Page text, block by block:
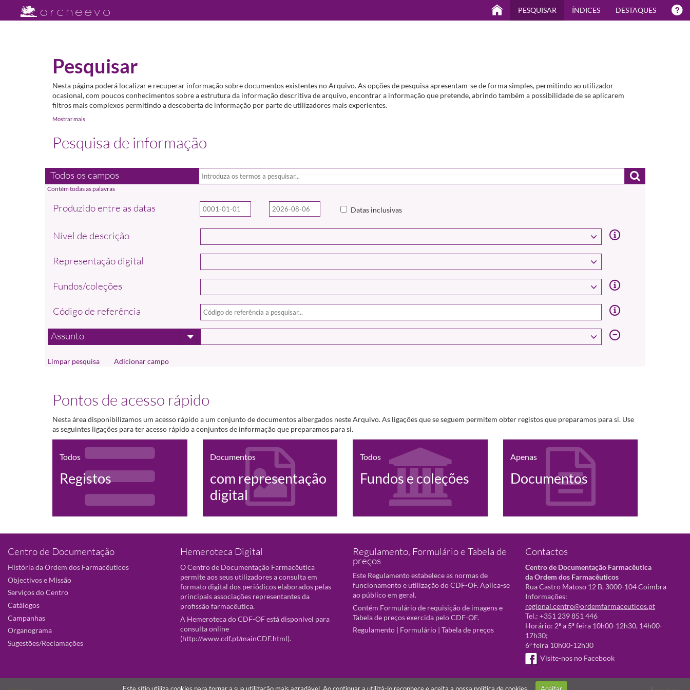
PESQUISAR ÍNDICES DESTAQUES
Pesquisar
Nesta página poderá localizar e recuperar informação sobre documentos existentes no Arquivo. As opções de pesquisa apresentam-se de forma simples, permitindo ao utilizador
ocasional, com poucos conhecimentos sobre a estrutura da informação descritiva de arquivo, encontrar a informação que pretende, abrindo também a possibilidade de se aplicarem
filtros mais complexos permitindo a descoberta de informação por parte de utilizadores mais experientes.
Mostrar mais
Pesquisa de informação
Todos os campos
Produzido entre as datas Datas inclusivas
Nível de descrição
Representação digital
Fundos/coleções
Código de referência
Assunto
Adicionar campo
Pontos de acesso rápido
Nesta área disponibilizamos um acesso rápido a um conjunto de documentos albergados neste Arquivo. As ligações que se seguem permitem obter registos que preparamos para si. Use
as seguintes ligações para ter acesso rápido a conjuntos de informação que preparamos para si.
Todos
Registos
Documentos
com representação
digital
Todos
Fundos e coleções
Apenas
Documentos
Centro de Documentação
História da Ordem dos Farmacêuticos
Objectivos e Missão
Serviços do Centro
Catálogos
Campanhas
Organograma
Sugestões/Reclamações
Hemeroteca Digital
O Centro de Documentação Farmacêutica
permite aos seus utilizadores a consulta em
formato digital dos periódicos elaborados pelas
principais associações representantes da
profissão farmacêutica.
A Hemeroteca do CDF-OF está disponivel para
consulta online
(http://www.cdf.pt/mainCDF.html).
Regulamento, Formulário e Tabela de
preços
Este Regulamento estabelece as normas de
funcionamento e utilização do CDF-OF. Aplica-se
ao público em geral.
Contém Formulário de requisição de imagens e
Tabela de preços exercida pelo CDF-OF.
Regulamento | Formulário | Tabela de preços
Contactos
Centro de Documentação Farmacêutica
da Ordem dos Farmacêuticos
Rua Castro Matoso 12 B, 3000-104 Coimbra
Informações:
regional.centro@ordemfarmaceuticos.pt
Tel.: +351 239 851 446
Horário: 2ª a 5ª feira 10h00-12h30, 14h00-
17h30;
6ª feira 10h00-12h30
Visite-nos no Facebook
Este sítio utiliza cookies para tornar a sua utilização mais agradável. Ao continuar a utilizá-lo reconhece e aceita a nossa política de cookies Aceitar